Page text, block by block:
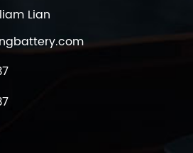
البطاريات واستبدالها. تضمن هذه
Lian